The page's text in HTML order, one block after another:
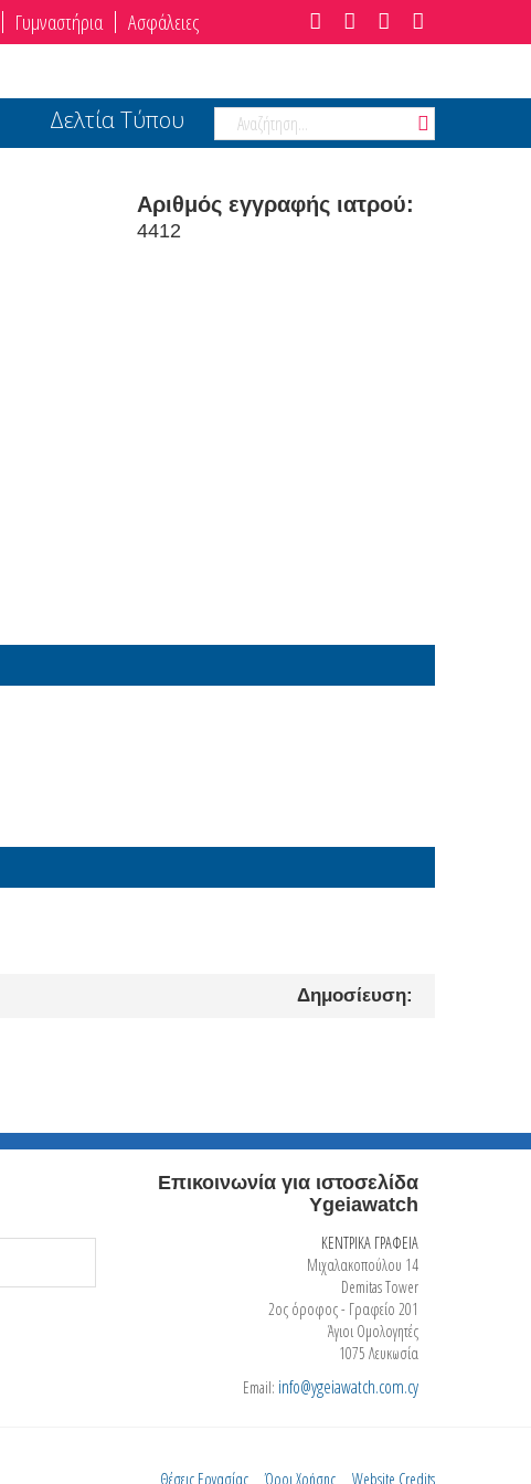
Γυμναστήρια Ασφάλειες
Δελτία Τύπου
Αριθμός εγγραφής ιατρού:
4412
Δημοσίευση:
Επικοινωνία για ιστοσελίδα
Ygeiawatch
ΚΕΝΤΡΙΚΑ ΓΡΑΦΕΙΑ
Μιχαλακοπούλου 14
Demitas Tower
2ος όροφος - Γραφείο 201
Άγιοι Ομολογητές
1075 Λευκωσία
Email: info@ygeiawatch.com.cy
Θέσεις Εργασίας Όροι Χρήσης Website Credits